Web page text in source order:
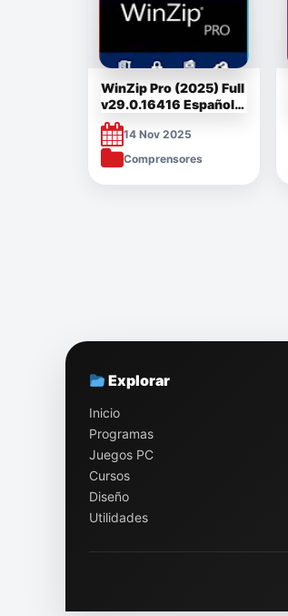
WinZip Pro (2025) Full
v29.0.16416 Español
[Mega]
14 Nov 2025
Comprensores
Explorar
Inicio
Programas
Juegos PC
Cursos
Diseño
Utilidades